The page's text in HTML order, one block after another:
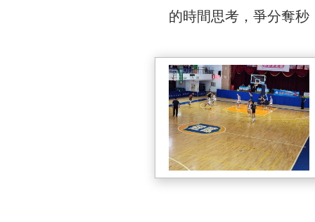
的時間思考，爭分奪秒